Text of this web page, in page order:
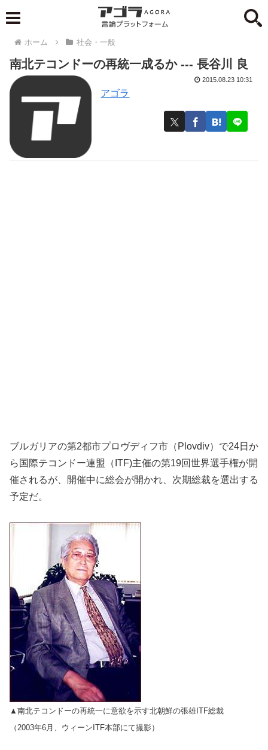
ホーム 社会・一般
南北テコンドーの再統一成るか --- 長谷川 良
アゴラ
2015.08.23 10:31
ブルガリアの第2都市プロヴディフ市（Plovdiv）で24日か
ら国際テコンドー連盟（ITF)主催の第19回世界選手権が開
催されるが、開催中に総会が開かれ、次期総裁を選出する
予定だ。
▲南北テコンドーの再統一に意欲を示す北朝鮮の張雄ITF総裁
（2003年6月、ウィーンITF本部にて撮影）